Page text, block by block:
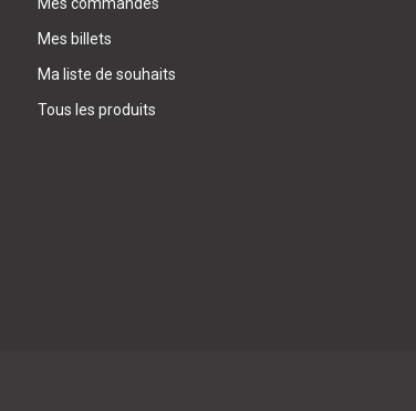
Mes billets
Ma liste de souhaits
Tous les produits